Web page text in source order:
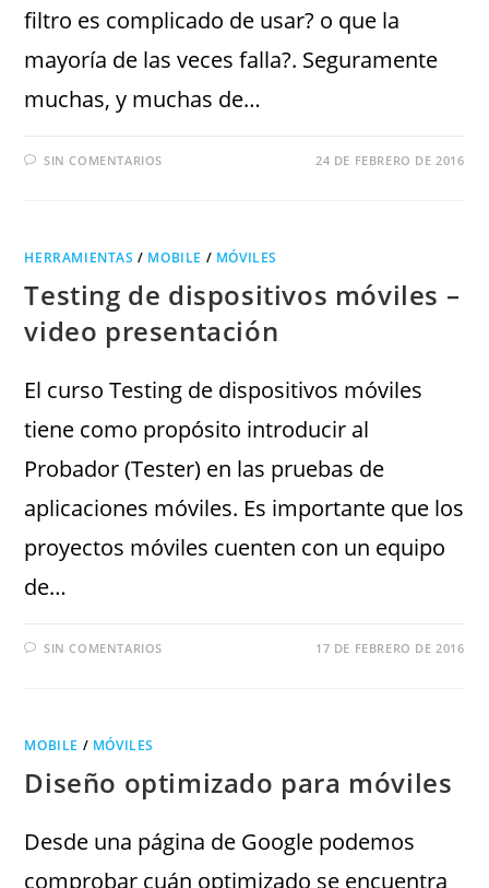
filtro es complicado de usar? o que la
mayoría de las veces falla?. Seguramente
muchas, y muchas de…
SIN COMENTARIOS 24 DE FEBRERO DE 2016
HERRAMIENTAS / MOBILE / MÓVILES
Testing de dispositivos móviles –
video presentación
El curso Testing de dispositivos móviles
tiene como propósito introducir al
Probador (Tester) en las pruebas de
aplicaciones móviles. Es importante que los
proyectos móviles cuenten con un equipo
de…
SIN COMENTARIOS 17 DE FEBRERO DE 2016
MOBILE / MÓVILES
Diseño optimizado para móviles
Desde una página de Google podemos
comprobar cuán optimizado se encuentra